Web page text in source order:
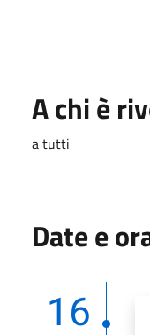
A chi è
a tutti
Date e
16